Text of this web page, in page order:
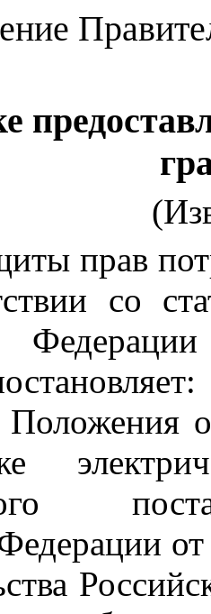
прав
со
о